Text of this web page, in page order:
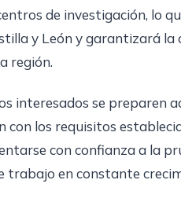
de investigación, lo
y León y garantizará
región.
interesados se preparen
con los requisitos
con confianza a la
trabajo en constante